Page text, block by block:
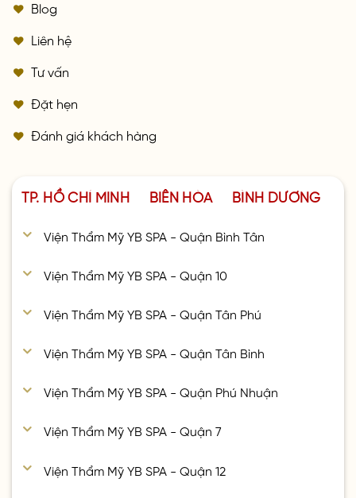
Blog
Liên hệ
Tư vấn
Đặt hẹn
Đánh giá khách hàng
TP. HỒ CHÍ MINH BIÊN HÒA BÌNH DƯƠNG
Viện Thẩm Mỹ YB SPA - Quận Bình Tân
Viện Thẩm Mỹ YB SPA - Quận 10
Viện Thẩm Mỹ YB SPA - Quận Tân Phú
Viện Thẩm Mỹ YB SPA - Quận Tân Bình
Viện Thẩm Mỹ YB SPA - Quận Phú Nhuận
Viện Thẩm Mỹ YB SPA - Quận 7
Viện Thẩm Mỹ YB SPA - Quận 12